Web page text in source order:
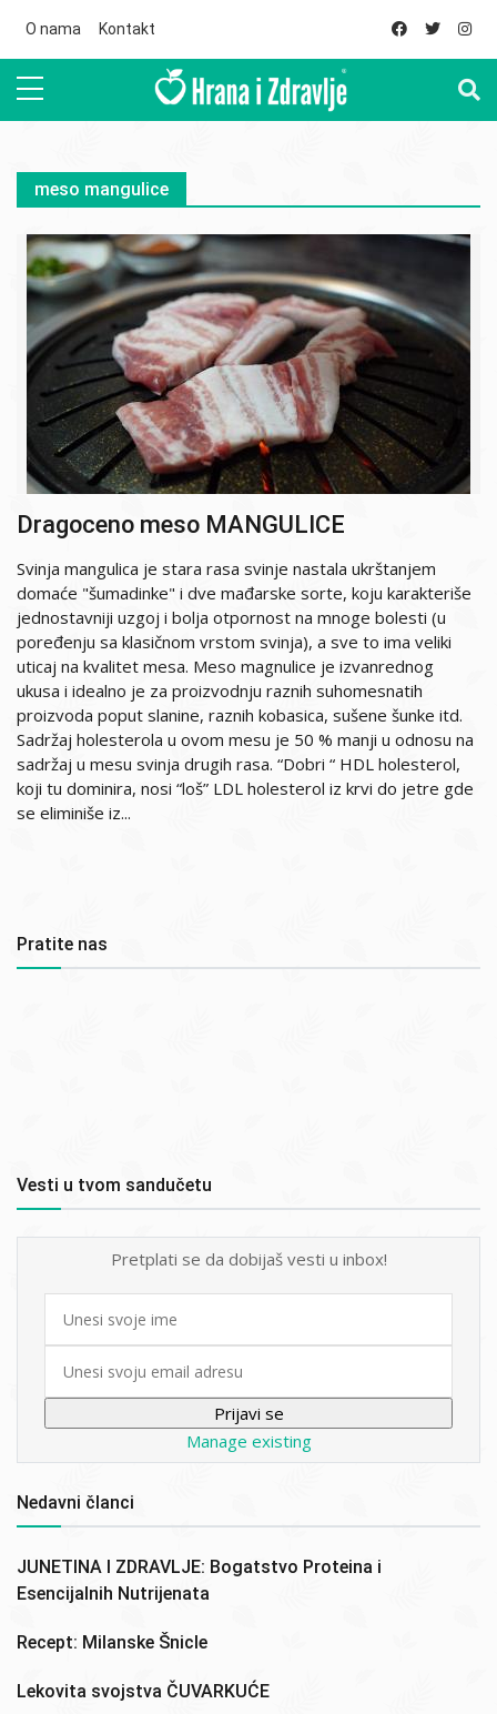
O nama Kontakt
meso mangulice
Dragoceno meso MANGULICE
Svinja mangulica je stara rasa svinje nastala ukrštanjem
domaće "šumadinke" i dve mađarske sorte, koju karakteriše
jednostavniji uzgoj i bolja otpornost na mnoge bolesti (u
poređenju sa klasičnom vrstom svinja), a sve to ima veliki
uticaj na kvalitet mesa. Meso magnulice je izvanrednog
ukusa i idealno je za proizvodnju raznih suhomesnatih
proizvoda poput slanine, raznih kobasica, sušene šunke itd.
Sadržaj holesterola u ovom mesu je 50 % manji u odnosu na
sadržaj u mesu svinja drugih rasa. “Dobri “ HDL holesterol,
koji tu dominira, nosi “loš” LDL holesterol iz krvi do jetre gde
se eliminiše iz...
Pratite nas
Vesti u tvom sandučetu
Pretplati se da dobijaš vesti u inbox!
First
Manage existing
Nedavni članci
JUNETINA I ZDRAVLJE: Bogatstvo Proteina i
Esencijalnih Nutrijenata
Recept: Milanske Šnicle
Lekovita svojstva ČUVARKUĆE